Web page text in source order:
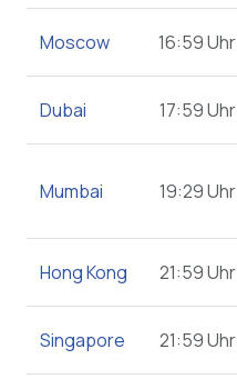
Moscow 16:59 Uhr
Dubai 17:59 Uhr
Mumbai 19:29 Uhr
Hong Kong 21:59 Uhr
Singapore 21:59 Uhr